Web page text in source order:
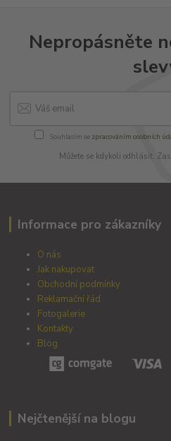
Nepropásněte
Souhlasím se zpracováním osobních
Můžete se kdykoli odhlásit.
Informace pro zákazníky
O nás
Jak nakupovat
Obchodní podmínky
Reklamační řád
Fotogalerie
Kontakty
Blog
Nejčtenější na blogu